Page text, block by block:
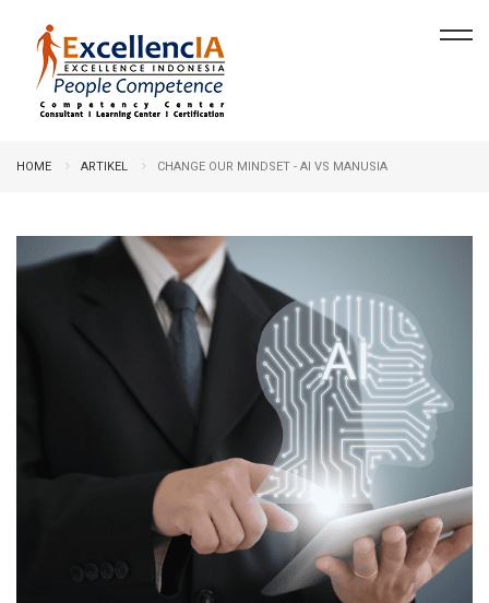
HOME ARTIKEL CHANGE OUR MINDSET - AI VS MANUSIA